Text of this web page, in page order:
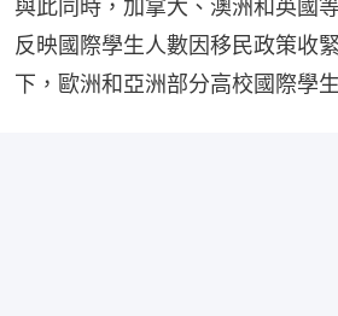
與此同時，加拿大、澳洲和英國
反映國際學生人數因移民政策收
下，歐洲和亞洲部分高校國際學